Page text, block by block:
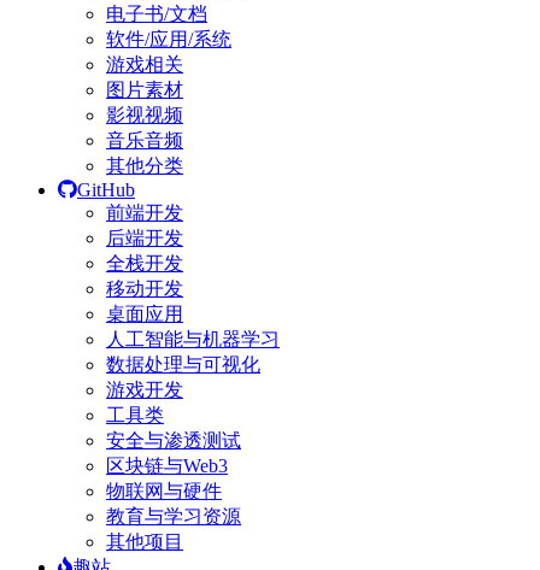
电子书/文档
软件/应用/系统
游戏相关
图片素材
影视视频
音乐音频
其他分类
GitHub
前端开发
后端开发
全栈开发
移动开发
桌面应用
人工智能与机器学习
数据处理与可视化
游戏开发
工具类
安全与渗透测试
区块链与Web3
物联网与硬件
教育与学习资源
其他项目